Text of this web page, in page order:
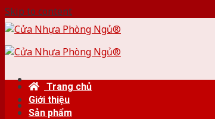
Skip to content
Trang chủ
Giới thiệu
Sản phẩm